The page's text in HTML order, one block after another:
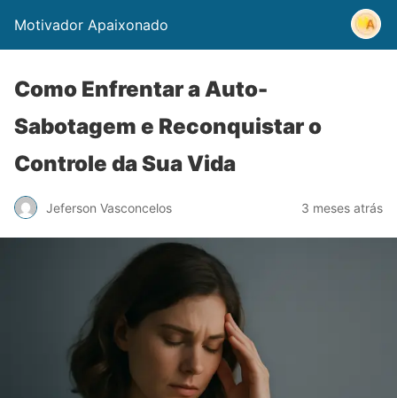
Motivador Apaixonado
Como Enfrentar a Auto-
Sabotagem e Reconquistar o
Controle da Sua Vida
Jeferson Vasconcelos 3 meses atrás